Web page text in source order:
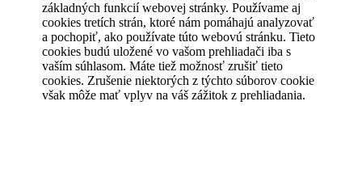
základných funkcií webovej stránky. Používame aj
cookies tretích strán, ktoré nám pomáhajú analyzovať
a pochopiť, ako používate túto webovú stránku. Tieto
cookies budú uložené vo vašom prehliadači iba s
vaším súhlasom. Máte tiež možnosť zrušiť tieto
cookies. Zrušenie niektorých z týchto súborov cookie
však môže mať vplyv na váš zážitok z prehliadania.